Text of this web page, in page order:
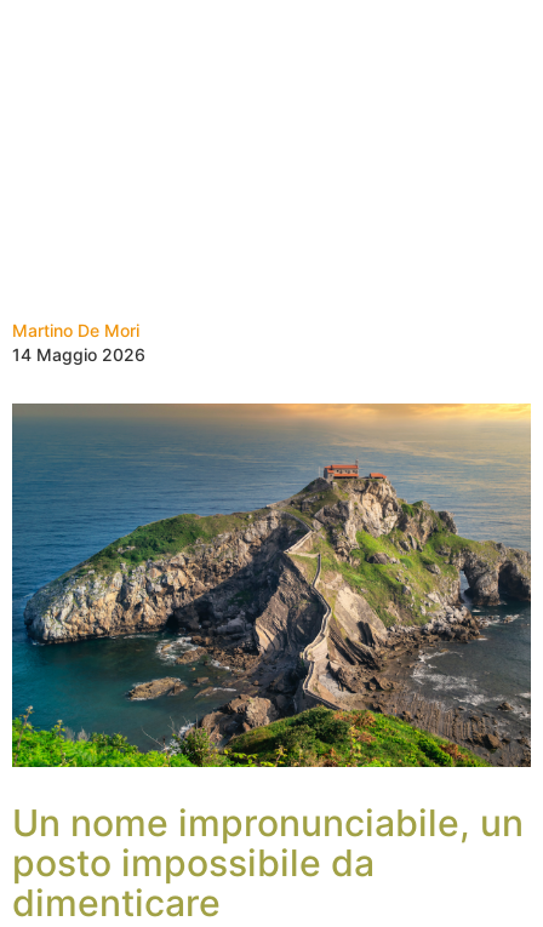
Martino De Mori
14 Maggio 2026
Un nome impronunciabile, un
posto impossibile da
dimenticare